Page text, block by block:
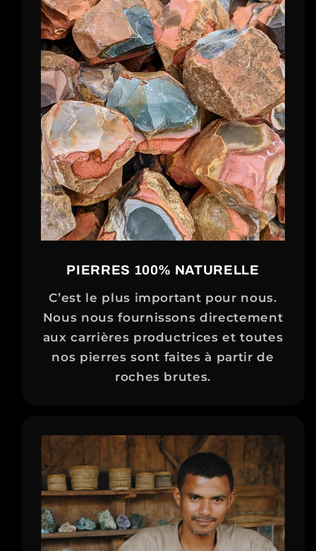
PIERRES 100% NATURELLE
C’est le plus important pour nous.
Nous nous fournissons directement
aux carrières productrices et toutes
nos pierres sont faites à partir de
roches brutes.